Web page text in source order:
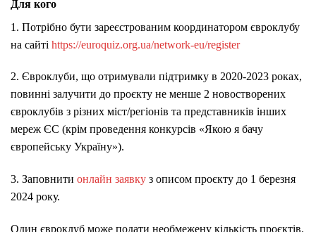
Для кого
1. Потрібно бути зареєстрованим координатором євроклубу
на сайті https://euroquiz.org.ua/network-eu/register
2. Євроклуби, що отримували підтримку в 2020-2023 роках,
повинні залучити до проєкту не менше 2 новостворених
євроклубів з різних міст/регіонів та представників інших
мереж ЄС (крім проведення конкурсів «Якою я бачу
європейську Україну»).
3. Заповнити онлайн заявку з описом проєкту до 1 березня
2024 року.
Один євроклуб може подати необмежену кількість проєктів.